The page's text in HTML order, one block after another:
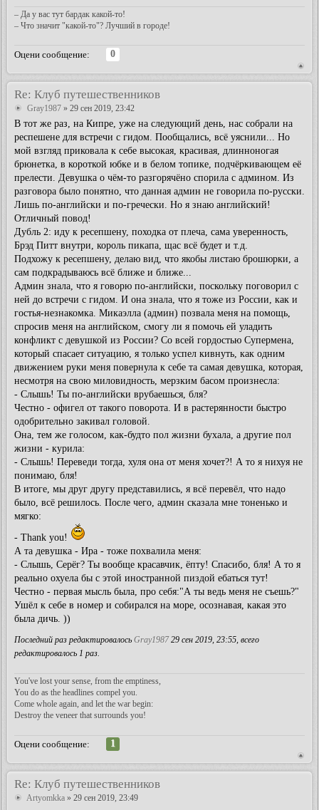
– Да у вас тут бардак какой-то!
– Что значит "какой-то"? Лучший в городе!
Оцени сообщение:
0
Re: Клуб путешественников
Gray1987 » 29 сен 2019, 23:42
В тот же раз, на Кипре, уже на следующий день, нас собрали на
респешене для встречи с гидом. Пообщались, всё уяснили... Но
мой взгляд приковала к себе высокая, красивая, длинноногая
брюнетка, в короткой юбке и в белом топике, подчёркивающем её
прелести. Девушка о чём-то разгорячёно спорила с админом. Из
разговора было понятно, что данная админ не говорила по-русски.
Лишь по-английски и по-гречески. Но я знаю английский!
Отличный повод!
Дубль 2: иду к ресепшену, походка от плеча, сама уверенность,
Брэд Питт внутри, король пикапа, щас всё будет и т.д.
Подхожу к ресепшену, делаю вид, что якобы листаю брошюрки, а
сам подкрадываюсь всё ближе и ближе...
Админ знала, что я говорю по-английски, поскольку поговорил с
ней до встречи с гидом. И она знала, что я тоже из России, как и
гостья-незнакомка. Микаэлла (админ) позвала меня на помощь,
спросив меня на английском, смогу ли я помочь ей уладить
конфликт с девушкой из России? Со всей гордостью Супермена,
который спасает ситуацию, я только успел кивнуть, как одним
движением руки меня повернула к себе та самая девушка, которая,
несмотря на свою миловидность, мерзким басом произнесла:
- Слышь! Ты по-английски врубаешься, бля?
Честно - офигел от такого поворота. И в растерянности быстро
одобрительно закивал головой.
Она, тем же голосом, как-будто пол жизни бухала, а другие пол
жизни - курила:
- Слышь! Переведи тогда, хуля она от меня хочет?! А то я нихуя не
понимаю, бля!
В итоге, мы друг другу представились, я всё перевёл, что надо
было, всё решилось. После чего, админ сказала мне тоненько и
мягко:
- Thank you!
А та девушка - Ира - тоже похвалила меня:
- Слышь, Серёг? Ты вообще красавчик, ёпту! Спасибо, бля! А то я
реально охуела бы с этой иностранной пиздой ебаться тут!
Честно - первая мысль была, про себя:"А ты ведь меня не съешь?"
Ушёл к себе в номер и собирался на море, осознавая, какая это
была дичь. ))
Последний раз редактировалось Gray198729 сен 2019, 23:55, всего
редактировалось 1 раз.
You've lost your sense, from the emptiness,
You do as the headlines compel you.
Come whole again, and let the war begin:
Destroy the veneer that surrounds you!
Оцени сообщение:
1
Re: Клуб путешественников
Artyomkka » 29 сен 2019, 23:49